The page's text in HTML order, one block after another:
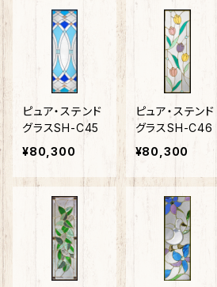
ピュア・ステンド
グラスSH-C45
¥80,300
ピュア・ステンド
グラスSH-C46
¥80,300